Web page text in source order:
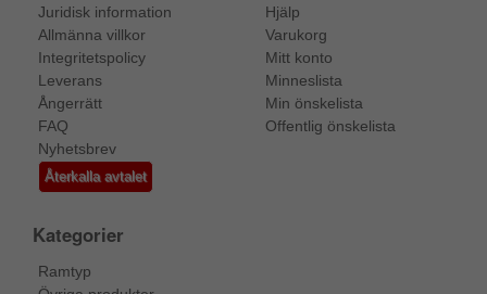
Juridisk information
Allmänna villkor
Integritetspolicy
Leverans
Ångerrätt
FAQ
Nyhetsbrev
Återkalla avtalet
Hjälp
Varukorg
Mitt konto
Minneslista
Min önskelista
Offentlig önskelista
Kategorier
Ramtyp